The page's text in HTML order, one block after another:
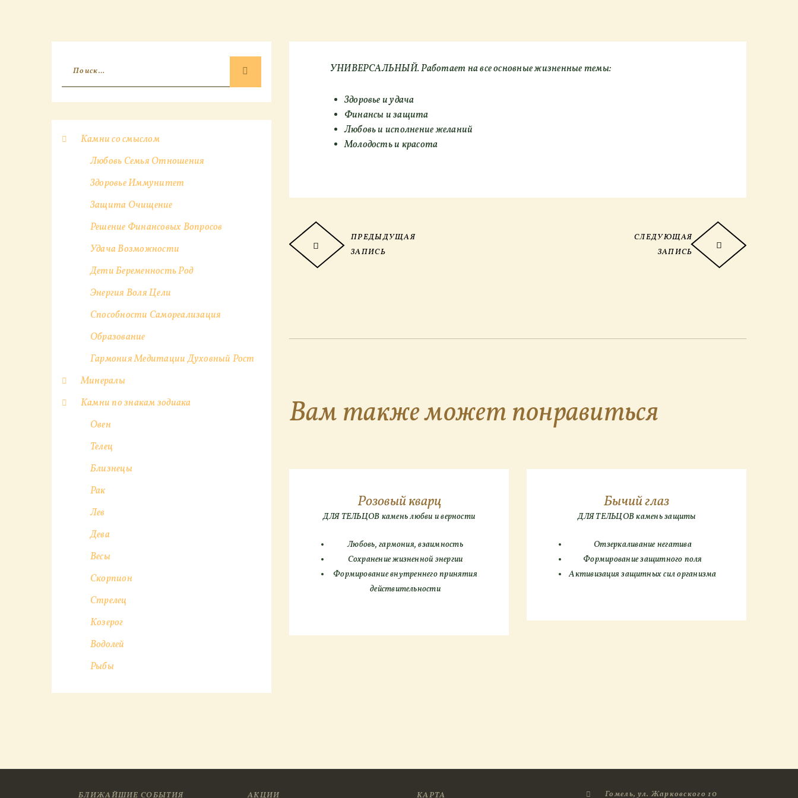
УНИВЕРСАЛЬНЫЙ. Работает на все основные жизненные темы:
Здоровье и удача
Финансы и защита
Любовь и исполнение желаний
Молодость и красота
ПРЕДЫДУЩАЯ
ЗАПИСЬ
СЛЕДУЮЩАЯ
ЗАПИСЬ
Вам также может понравиться
Розовый кварц
ДЛЯ ТЕЛЬЦОВ камень любви и верности
Любовь, гармония, взаимность
Сохранение жизненной энергии
Формирование внутреннего принятия
действительности
Бычий глаз
ДЛЯ ТЕЛЬЦОВ камень защиты
Отзеркаливание негатива
Формирование защитного поля
Активизация защитных сил организма
Камни со смыслом
Любовь Семья Отношения
Здоровье Иммунитет
Защита Очищение
Решение Финансовых Вопросов
Удача Возможности
Дети Беременность Род
Энергия Воля Цели
Способности Самореализация
Образование
Гармония Медитации Духовный Рост
Минералы
Камни по знакам зодиака
Овен
Телец
Близнецы
Рак
Лев
Дева
Весы
Скорпион
Стрелец
Козерог
Водолей
Рыбы
БЛИЖАЙШИЕ СОБЫТИЯ АКЦИИ КАРТА Гомель, ул. Жарковского 10